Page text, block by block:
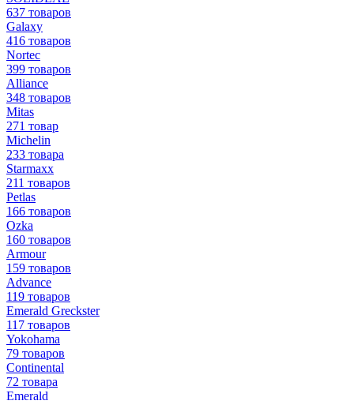
637 товаров
Galaxy
416 товаров
Nortec
399 товаров
Alliance
348 товаров
Mitas
271 товар
Michelin
233 товара
Starmaxx
211 товаров
Petlas
166 товаров
Ozka
160 товаров
Armour
159 товаров
Advance
119 товаров
Emerald Greckster
117 товаров
Yokohama
79 товаров
Continental
72 товара
Emerald